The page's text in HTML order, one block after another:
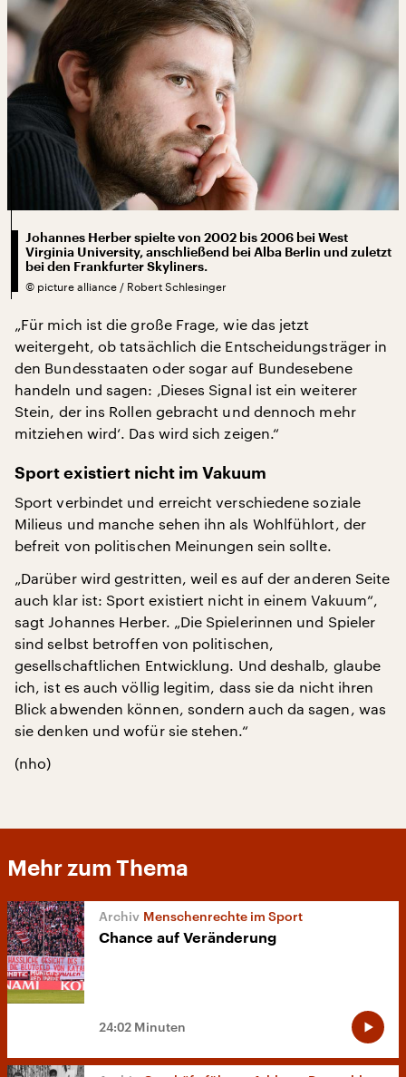
Johannes Herber spielte von 2002 bis 2006 bei West
Virginia University, anschließend bei Alba Berlin und zuletzt
bei den Frankfurter Skyliners.
© picture alliance / Robert Schlesinger
„Für mich ist die große Frage, wie das jetzt
weitergeht, ob tatsächlich die Entscheidungsträger in
den Bundesstaaten oder sogar auf Bundesebene
handeln und sagen: ‚Dieses Signal ist ein weiterer
Stein, der ins Rollen gebracht und dennoch mehr
mitziehen wird‘. Das wird sich zeigen.“
Sport existiert nicht im Vakuum
Sport verbindet und erreicht verschiedene soziale
Milieus und manche sehen ihn als Wohlfühlort, der
befreit von politischen Meinungen sein sollte.
„Darüber wird gestritten, weil es auf der anderen Seite
auch klar ist: Sport existiert nicht in einem Vakuum“,
sagt Johannes Herber. „Die Spielerinnen und Spieler
sind selbst betroffen von politischen,
gesellschaftlichen Entwicklung. Und deshalb, glaube
ich, ist es auch völlig legitim, dass sie da nicht ihren
Blick abwenden können, sondern auch da sagen, was
sie denken und wofür sie stehen.“
(nho)
Mehr zum Thema
Menschenrechte im Sport
Chance auf Veränderung
24:02 Minuten